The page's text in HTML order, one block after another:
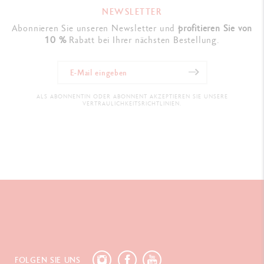
Maße: 6.8 x 1 x 23.4 cm
Swiss Made, FSC ™, CE EN71
PRODUKTREFERENZ
NEWSLETTER
Abonnieren Sie unseren Newsletter undprofitieren Sie von
10 %Rabatt bei Ihrer nächsten Bestellung.
ALS ABONNENTIN ODER ABONNENT AKZEPTIEREN SIE UNSERE
VERTRAULICHKEITSRICHTLINIEN.
FOLGEN SIE UNS